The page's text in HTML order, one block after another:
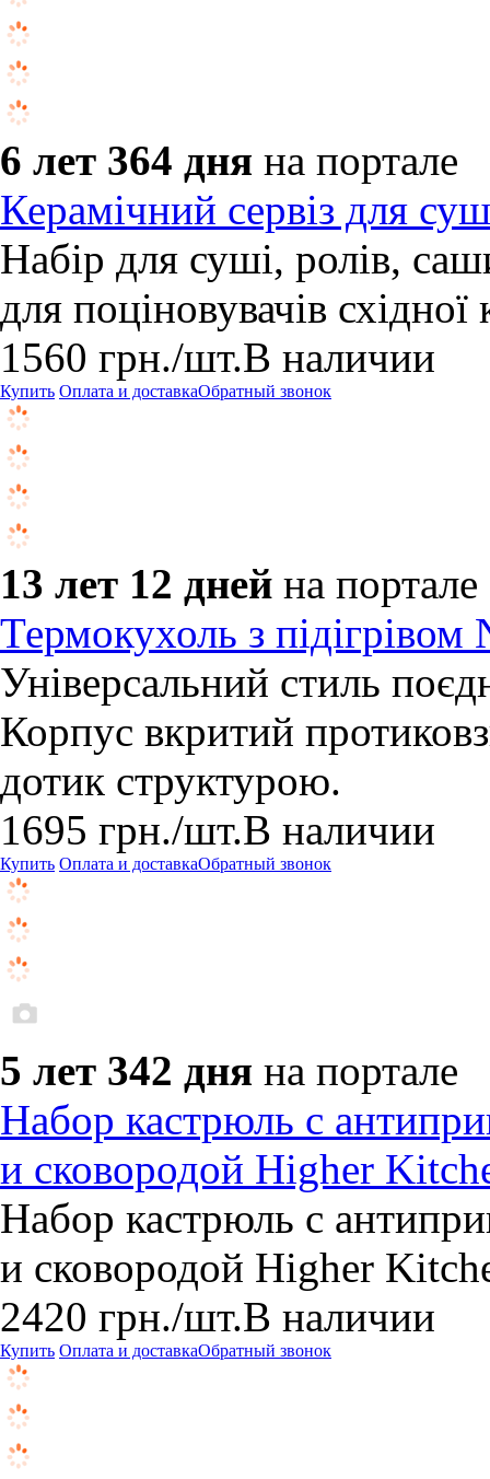
6 лет 364 дня на портале
Керамічний сервіз для
Набір для суші, ролів,
для поціновувачів східної
1560 грн./шт.В наличии
Купить Оплата и доставкаОбратный звонок
13 лет 12 дней на портале
Термокухоль з
Універсальний стиль
Корпус вкритий
дотик структурою.
1695 грн./шт.В наличии
Купить Оплата и доставкаОбратный звонок
5 лет 342 дня на портале
Набор кастрюль с
и сковородой Higher
Набор кастрюль с
и сковородой Higher
2420 грн./шт.В наличии
Купить Оплата и доставкаОбратный звонок